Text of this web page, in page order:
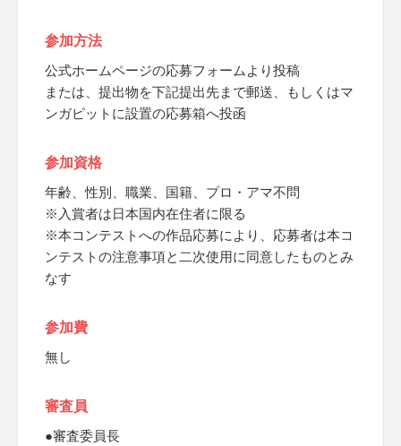
参加方法
公式ホームページの応募フォームより投稿
または、提出物を下記提出先まで郵送、もしくはマ
ンガピットに設置の応募箱へ投函
参加資格
年齢、性別、職業、国籍、プロ・アマ不問
※入賞者は日本国内在住者に限る
※本コンテストへの作品応募により、応募者は本コ
ンテストの注意事項と二次使用に同意したものとみ
なす
参加費
無し
審査員
●審査委員長